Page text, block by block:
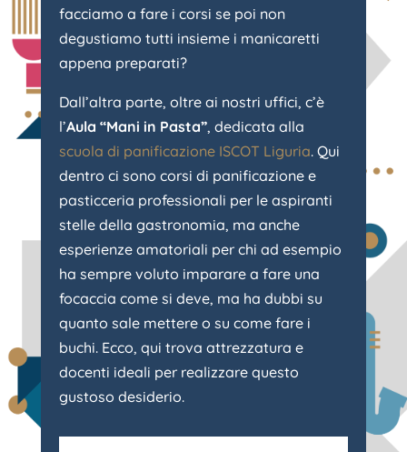
facciamo a fare i corsi se poi non
degustiamo tutti insieme i manicaretti
appena preparati?
Dall’altra parte, oltre ai nostri uffici, c’è
l’Aula “Mani in Pasta”, dedicata alla
scuola di panificazione ISCOT Liguria. Qui
dentro ci sono corsi di panificazione e
pasticceria professionali per le aspiranti
stelle della gastronomia, ma anche
esperienze amatoriali per chi ad esempio
ha sempre voluto imparare a fare una
focaccia come si deve, ma ha dubbi su
quanto sale mettere o su come fare i
buchi. Ecco, qui trova attrezzatura e
docenti ideali per realizzare questo
gustoso desiderio.